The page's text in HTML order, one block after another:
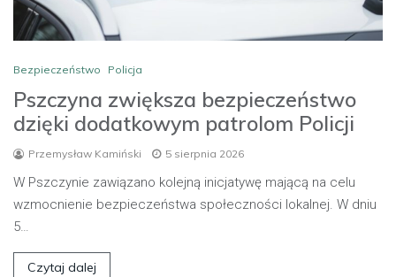
Bezpieczeństwo Policja
Pszczyna zwiększa bezpieczeństwo
dzięki dodatkowym patrolom Policji
Przemysław Kamiński 5 sierpnia 2026
W Pszczynie zawiązano kolejną inicjatywę mającą na celu
wzmocnienie bezpieczeństwa społeczności lokalnej. W dniu
5…
Czytaj dalej